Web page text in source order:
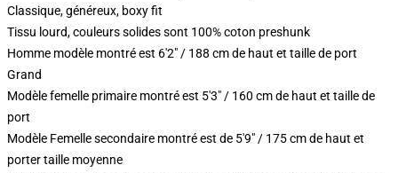
Classique, généreux, boxy fit
Tissu lourd, couleurs solides sont 100% coton preshunk
Homme modèle montré est 6'2" / 188 cm de haut et taille de port
Grand
Modèle femelle primaire montré est 5'3" / 160 cm de haut et taille de
port
Modèle Femelle secondaire montré est de 5'9" / 175 cm de haut et
porter taille moyenne